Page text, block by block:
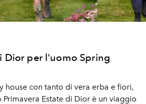
Dior per l'uomo Spring
house con tanto di vera erba e fiori,
Estate di Dior è un viaggio